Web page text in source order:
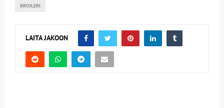
BROILERI
LAITA JAKOON